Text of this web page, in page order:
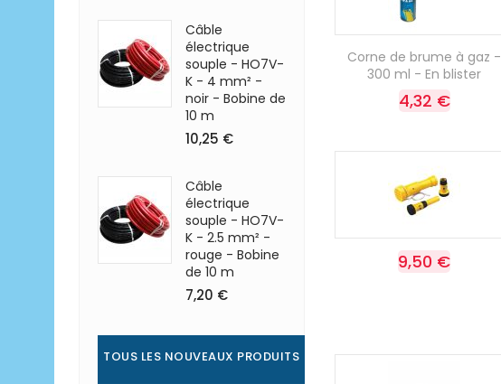
Câble
électrique
souple - HO7V-
K - 4 mm² -
noir - Bobine de
10 m
10,25 €
Câble
électrique
souple - HO7V-
K - 2.5 mm² -
rouge - Bobine
de 10 m
7,20 €
TOUS LES NOUVEAUX PRODUITS
Corne de brume à gaz -
300 ml - En blister
4,32 €
9,50 €